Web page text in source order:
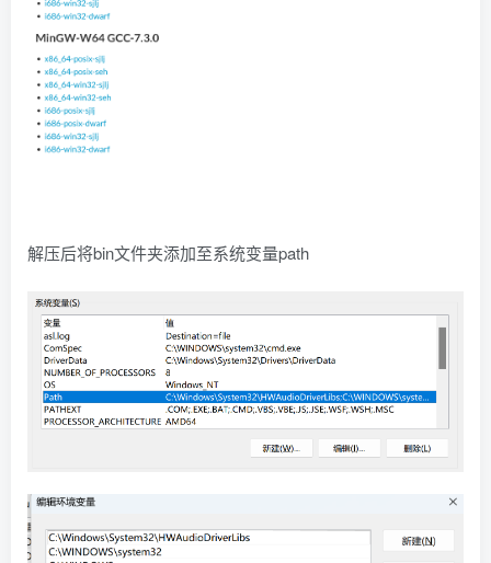
解压后将bin文件夹添加至系统变量path